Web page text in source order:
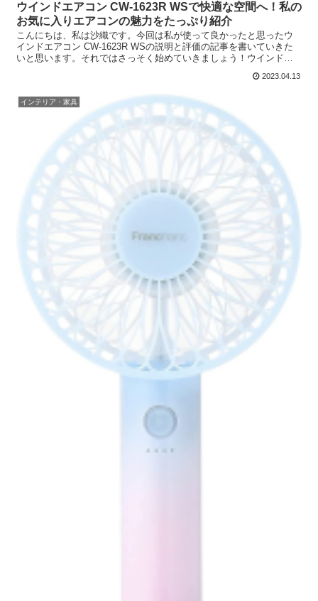
ウインドエアコン CW-1623R WSで快適な空間へ！私の
お気に入りエアコンの魅力をたっぷり紹介
こんにちは、私は沙織です。今回は私が使って良かったと思ったウ
インドエアコン CW-1623R WSの説明と評価の記事を書いていきた
いと思います。それではさっそく始めていきましょう！ウインドエ
2023.04.13
インテリア・家具